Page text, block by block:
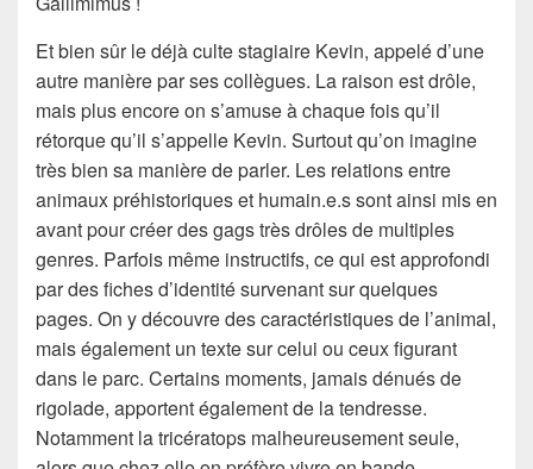
Et bien sûr le déjà culte stagiaire Kevin, appelé d’une
autre manière par ses collègues. La raison est drôle,
mais plus encore on s’amuse à chaque fois qu’il
rétorque qu’il s’appelle Kevin. Surtout qu’on imagine
très bien sa manière de parler. Les relations entre
animaux préhistoriques et humain.e.s sont ainsi mis en
avant pour créer des gags très drôles de multiples
genres. Parfois même instructifs, ce qui est approfondi
par des fiches d’identité survenant sur quelques
pages. On y découvre des caractéristiques de l’animal,
mais également un texte sur celui ou ceux figurant
dans le parc. Certains moments, jamais dénués de
rigolade, apportent également de la tendresse.
Notamment la tricératops malheureusement seule,